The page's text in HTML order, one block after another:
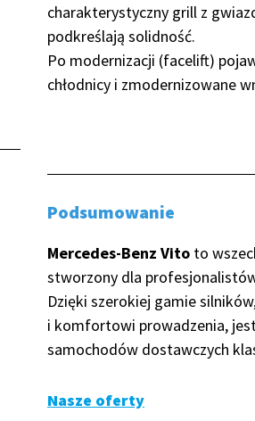
charakterystyczny grill z
podkreślają solidność.
Po modernizacji (facelift)
chłodnicy i zmodernizowane
Podsumowanie
Mercedes-Benz Vito to
stworzony dla
Dzięki szerokiej gamie
i komfortowi prowadzenia,
samochodów dostawczych
Nasze oferty